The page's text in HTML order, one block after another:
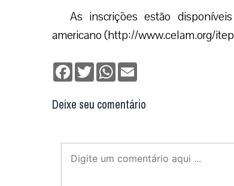
As inscrições estão
americano (http://www.celam.org/
Facebook
TwitterWhatsApp
Deixe seu comentário